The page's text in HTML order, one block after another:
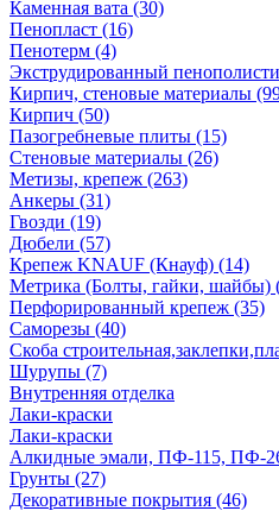
Каменная вата (30)
Пенопласт (16)
Пенотерм (4)
Экструдированный
Кирпич, стеновые материалы
Кирпич (50)
Пазогребневые плиты (15)
Стеновые материалы (26)
Метизы, крепеж (263)
Анкеры (31)
Гвозди (19)
Дюбели (57)
Крепеж KNAUF (Кнауф) (14)
Метрика (Болты, гайки, шайбы)
Перфорированный крепеж (35)
Саморезы (40)
Скоба
Шурупы (7)
Внутренняя отделка
Лаки-краски
Лаки-краски
Алкидные эмали, ПФ-115, ПФ-
Грунты (27)
Декоративные покрытия (46)